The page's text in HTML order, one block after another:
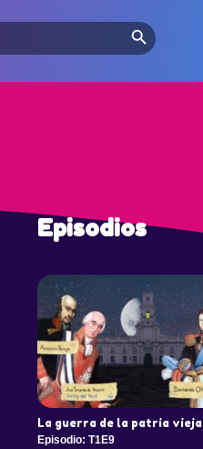
Search Button
Episodios
La guerra de la patria vieja
Episodio: T1E9